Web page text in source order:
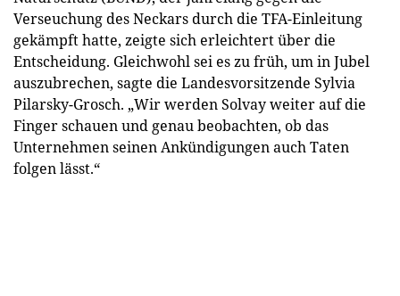
Verseuchung des Neckars durch die TFA-Einleitung
gekämpft hatte, zeigte sich erleichtert über die
Entscheidung. Gleichwohl sei es zu früh, um in Jubel
auszubrechen, sagte die Landesvorsitzende Sylvia
Pilarsky-Grosch. „Wir werden Solvay weiter auf die
Finger schauen und genau beobachten, ob das
Unternehmen seinen Ankündigungen auch Taten
folgen lässt.“